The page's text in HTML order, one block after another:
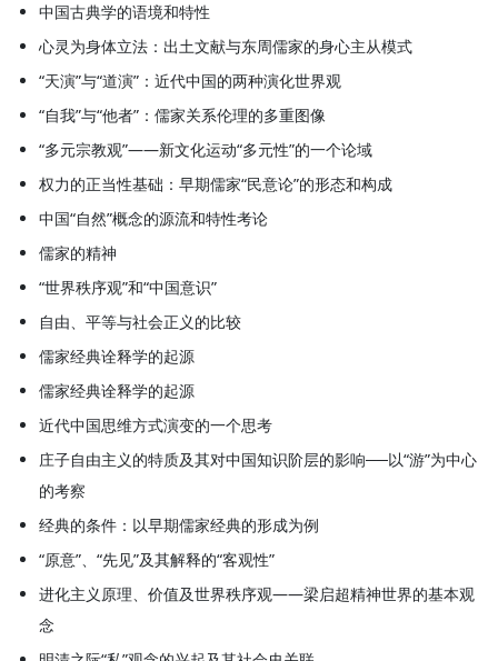
想评传》《道家形而上学》《视域变
化中的中国人文和思想世界》《进化
主义在中国的兴起 ──一个新的全能
式的世界观》《出土简帛文本与古代
思想世界》《莫若以明：集虚室随
笔》《儒家的精神之道和公关怀》
人：近代中国两个观念谱系探索》
《近代中国思维方式演变的趋势》
等。
中国古典学的语境和特性
心灵为身体立法：出土文献与东周儒家的身心主从模式
“天演”与“道演”：近代中国的两种演化世界观
“自我”与“他者”：儒家关系伦理的多重图像
“多元宗教观”——新文化运动“多元性”的一个论域
权力的正当性基础：早期儒家“民意论”的形态和构成
中国“自然”概念的源流和特性考论
儒家的精神
“世界秩序观”和“中国意识”
自由、平等与社会正义的比较
儒家经典诠释学的起源
儒家经典诠释学的起源
近代中国思维方式演变的一个思考
庄子自由主义的特质及其对中国知识阶层的影响──以“游”为中心
的考察
经典的条件：以早期儒家经典的形成为例
“原意”、“先见”及其解释的“客观性”
进化主义原理、价值及世界秩序观——梁启超精神世界的基本观
念